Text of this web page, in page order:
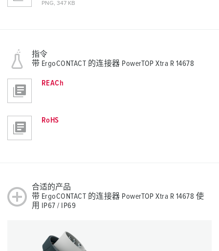
PNG, 347 KB
指令
带 ErgoCONTACT 的连接器 PowerTOP Xtra R 14678
REACh
RoHS
合适的产品
带 ErgoCONTACT 的连接器 PowerTOP Xtra R 14678 使
用 IP67 / IP69